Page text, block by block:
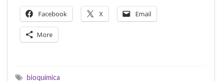
Facebook X Email
More
bioquímica